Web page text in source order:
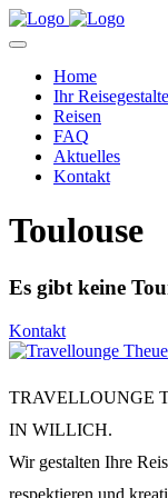
Home
Ihr
Reisen
FAQ
Aktuelles
Kontakt
Toulouse
Es gibt keine
Kontakt
TRAVELLOUNGE
IN WILLICH.
Wir gestalten Ihre
respektieren und